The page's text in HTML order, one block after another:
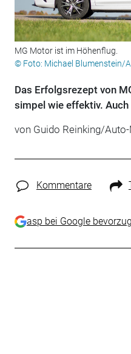
MG Motor ist im Höhenflug.
© Foto: Michael Blumenstein/
Das Erfolgsrezept von
simpel wie effektiv.
von Guido Reinking/
Kommentare
asp bei Google